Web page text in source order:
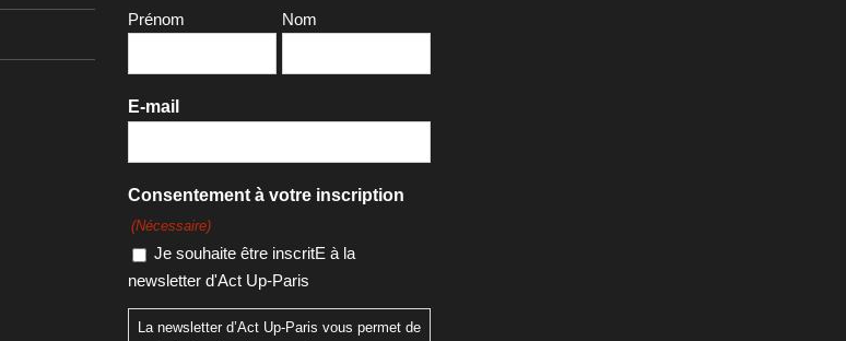
Prénom
Nom
E-mail
Consentement à votre inscription
(Nécessaire)
Je souhaite être inscritE à la
newsletter d'Act Up-Paris
La newsletter d’Act Up-Paris vous permet de